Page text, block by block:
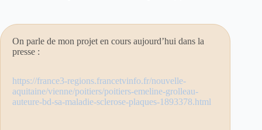
On parle de mon projet en cours aujourd’hui dans la
presse :
https://france3-regions.francetvinfo.fr/nouvelle-
aquitaine/vienne/poitiers/poitiers-emeline-grolleau-
auteure-bd-sa-maladie-sclerose-plaques-1893378.html